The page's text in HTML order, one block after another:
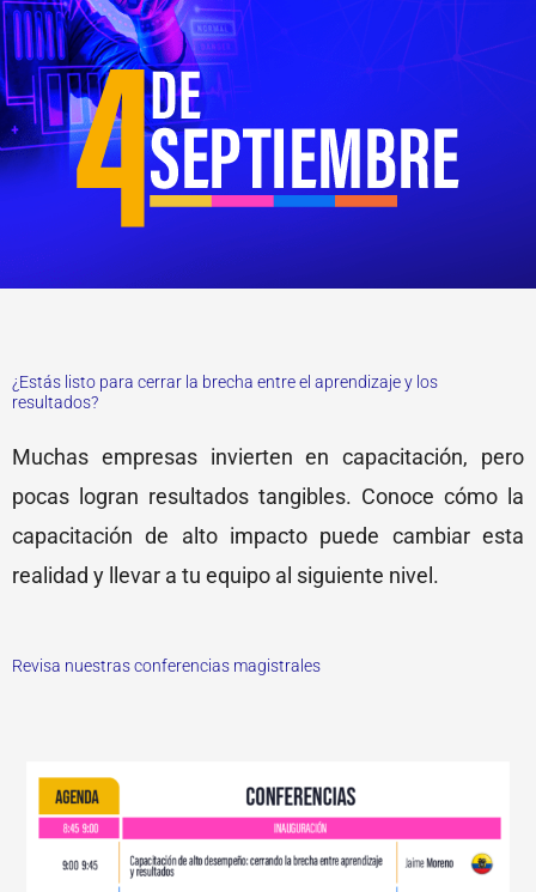
¿Estás listo para cerrar la brecha entre el aprendizaje y los
resultados?
Muchas empresas invierten en capacitación, pero
pocas logran resultados tangibles. Conoce cómo la
capacitación de alto impacto puede cambiar esta
realidad y llevar a tu equipo al siguiente nivel.
Revisa nuestras conferencias magistrales